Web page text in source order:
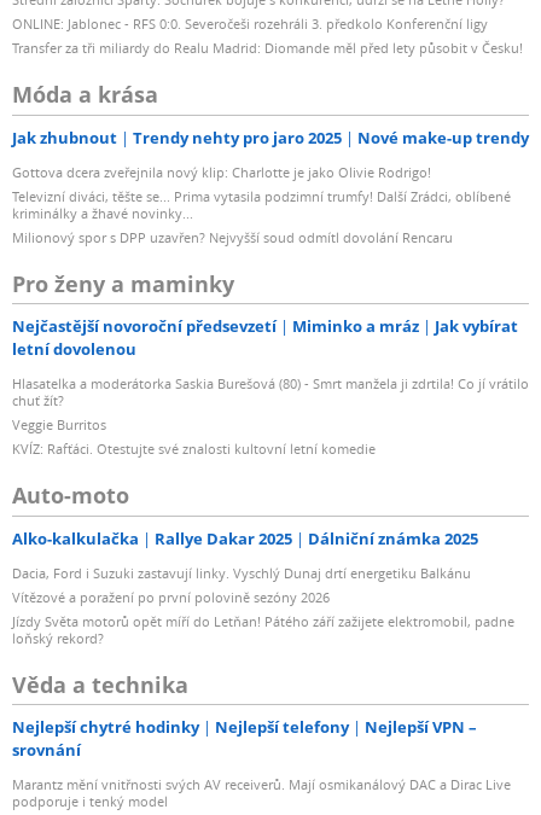
ONLINE: Jablonec - RFS 0:0. Severočeši rozehráli 3. předkolo Konferenční ligy
Transfer za tři miliardy do Realu Madrid: Diomande měl před lety působit v Česku!
Móda a krása
Jak zhubnout Trendy nehty pro jaro 2025 Nové make-up trendy
Gottova dcera zveřejnila nový klip: Charlotte je jako Olivie Rodrigo!
Televizní diváci, těšte se... Prima vytasila podzimní trumfy! Další Zrádci, oblíbené
kriminálky a žhavé novinky...
Milionový spor s DPP uzavřen? Nejvyšší soud odmítl dovolání Rencaru
Pro ženy a maminky
Nejčastější novoroční předsevzetí Miminko a mráz
Jak vybírat
letní dovolenou
Hlasatelka a moderátorka Saskia Burešová (80) - Smrt manžela ji zdrtila! Co jí vrátilo
chuť žít?
Veggie Burritos
KVÍZ: Rafťáci. Otestujte své znalosti kultovní letní komedie
Auto-moto
Alko-kalkulačka Rallye Dakar 2025 Dálniční známka 2025
Dacia, Ford i Suzuki zastavují linky. Vyschlý Dunaj drtí energetiku Balkánu
Vítězové a poražení po první polovině sezóny 2026
Jízdy Světa motorů opět míří do Letňan! Pátého září zažijete elektromobil, padne
loňský rekord?
Věda a technika
Nejlepší chytré hodinky Nejlepší telefony
Nejlepší VPN –
srovnání
Marantz mění vnitřnosti svých AV receiverů. Mají osmikanálový DAC a Dirac Live
podporuje i tenký model